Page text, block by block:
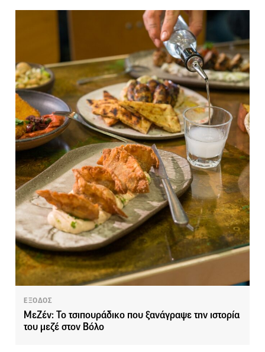
ΕΞΟΔΟΣ
ΜεΖέν: Το τσιπουράδικο που ξανάγραψε την ιστορία
του μεζέ στον Βόλο